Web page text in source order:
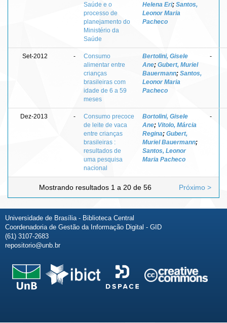
Saúde e o
processo de
planejamento do
Ministério da
Saúde
Helena Eri; Santos,
Leonor Maria
Pacheco
Set-2012 -
Consumo
alimentar entre
crianças
brasileiras com
idade de 6 a 59
meses
Bertolini, Gisele
Ane; Gubert, Muriel
Bauermann; Santos,
Leonor Maria
Pacheco
-
Dez-2013 -
Consumo precoce
de leite de vaca
entre crianças
brasileiras :
resultados de
uma pesquisa
nacional
Bortolini, Gisele
Ane; Vitolo, Márcia
Regina; Gubert,
Muriel Bauermann;
Santos, Leonor
Maria Pacheco
-
Mostrando resultados 1 a 20 de 56 Próximo >
Universidade de Brasília - Biblioteca Central
Coordenadoria de Gestão da Informação Digital - GID
(61) 3107-2683
repositorio@unb.br